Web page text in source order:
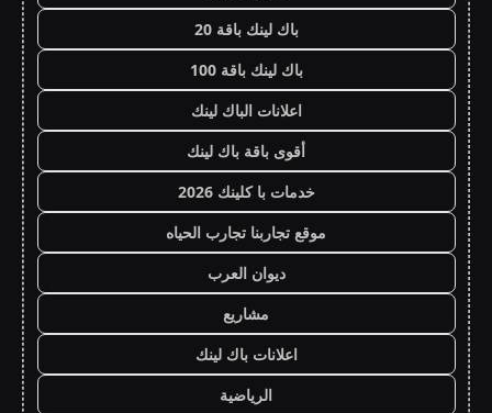
باك لينك باقة 20
باك لينك باقة 100
اعلانات الباك لينك
أقوى باقة باك لينك
خدمات با كلينك 2026
موقع تجاربنا تجارب الحياه
ديوان العرب
مشاريع
اعلانات باك لينك
الرياضية